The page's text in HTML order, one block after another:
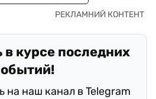
в курсе последних
на наш канал в Telegram